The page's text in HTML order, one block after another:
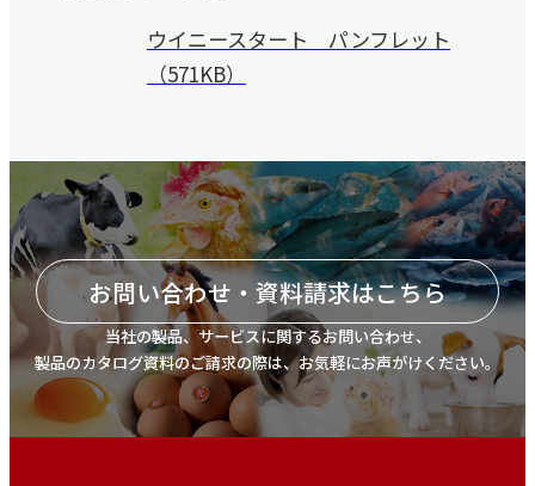
ウイニースタート パンフレット
（571KB）
お問い合わせ・資料請求はこちら
当社の製品、サービスに関するお問い合わせ、
製品のカタログ資料のご請求の際は、お気軽にお声がけください。